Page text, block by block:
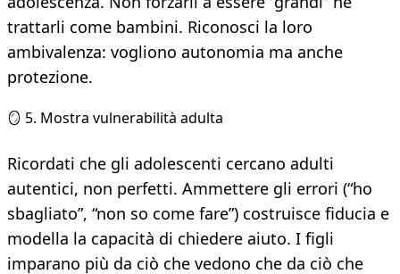
trattarli come bambini. Riconosci la loro
ambivalenza: vogliono autonomia ma anche
protezione.
🪞 5. Mostra vulnerabilità adulta
Ricordati che gli adolescenti cercano adulti
autentici, non perfetti. Ammettere gli errori (“ho
sbagliato”, “non so come fare”) costruisce fiducia e
modella la capacità di chiedere aiuto. I figli
imparano più da ciò che vedono che da ciò che